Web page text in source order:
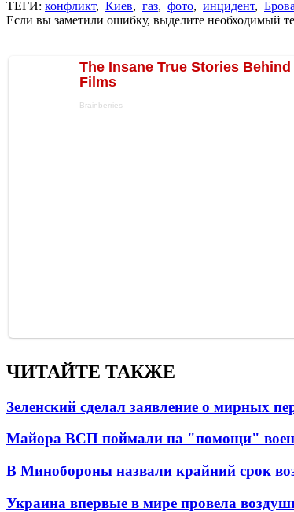
ТЕГИ: конфликт, Киев, газ, фото, инцидент,
Если вы заметили ошибку, выделите необходимый
ЧИТАЙТЕ ТАКЖЕ
Зеленский сделал заявление о мирных
Майора ВСП поймали на "помощи"
В Минобороны назвали крайний срок
Украина впервые в мире провела